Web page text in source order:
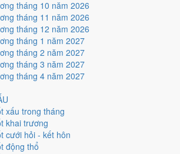
tháng 10 năm 2026
tháng 11 năm 2026
tháng 12 năm 2026
tháng 1 năm 2027
tháng 2 năm 2027
tháng 3 năm 2027
tháng 4 năm 2027
xấu trong tháng
khai trương
cưới hỏi - kết hôn
động thổ
tốt hay xấu?
lịch (Thứ Năm) là ngày 21/8/2026 âm lịch
sinh Chi, Trực Bế, Sao Khuê, nạp âm Đại
đây làNgày Đại Hung
trọng. Giờ Hoàng Đạo trong ngày: